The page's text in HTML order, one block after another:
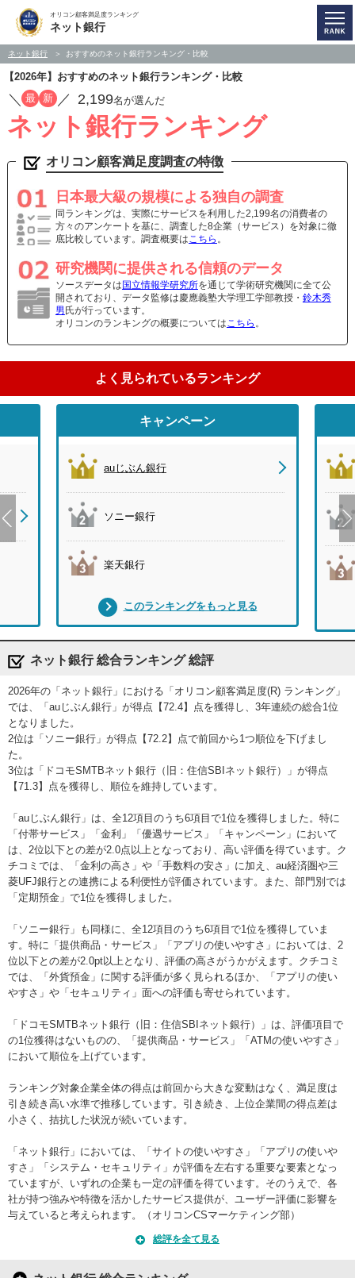
オリコン顧客満足度ランキング
ネット銀行
ネット銀行 おすすめのネット銀行ランキング・比較
【2026年】おすすめのネット銀行ランキング・比較
／ 最 新 ／ 2,199名が選んだ
ネット銀行ランキング
オリコン顧客満足度調査の特徴
日本最大級の規模による独自の調査
同ランキングは、実際にサービスを利用した2,199名の消費者の
方々のアンケートを基に、調査した8企業（サービス）を対象に徹
底比較しています。調査概要はこちら 。
研究機関に提供される信頼のデータ
ソースデータは 国立情報学研究所を通じて学術研究機関に全て公
開されており、データ監修は慶應義塾大学理工学部教授・ 鈴木秀
男 氏が行っています。
オリコンのランキングの概要についてはこちら 。
よく見られているランキング
キャンペーン
auじぶん銀行
ソニー銀行
楽天銀行
このランキングをもっと見る
ネット銀行 総合ランキング 総評
2026年の「ネット銀行」における「オリコン顧客満足度(R) ランキング」
では、「auじぶん銀行」が得点【72.4】点を獲得し、3年連続の総合1位
となりました。
2位は「ソニー銀行」が得点【72.2】点で前回から1つ順位を下げまし
た。
3位は「ドコモSMTBネット銀行（旧：住信SBIネット銀行）」が得点
【71.3】点を獲得し、順位を維持しています。
「auじぶん銀行」は、全12項目のうち6項目で1位を獲得しました。特に
「付帯サービス」「金利」「優遇サービス」「キャンペーン」において
は、2位以下との差が2.0点以上となっており、高い評価を得ています。ク
チコミでは、「金利の高さ」や「手数料の安さ」に加え、au経済圏や三
菱UFJ銀行との連携による利便性が評価されています。また、部門別では
「定期預金」で1位を獲得しました。
「ソニー銀行」も同様に、全12項目のうち6項目で1位を獲得していま
す。特に「提供商品・サービス」「アプリの使いやすさ」においては、2
位以下との差が2.0pt以上となり、評価の高さがうかがえます。クチコミ
では、「外貨預金」に関する評価が多く見られるほか、「アプリの使い
やすさ」や「セキュリティ」面への評価も寄せられています。
「ドコモSMTBネット銀行（旧：住信SBIネット銀行）」は、評価項目で
の1位獲得はないものの、「提供商品・サービス」「ATMの使いやすさ」
において順位を上げています。
ランキング対象企業全体の得点は前回から大きな変動はなく、満足度は
引き続き高い水準で推移しています。引き続き、上位企業間の得点差は
小さく、拮抗した状況が続いています。
「ネット銀行」においては、「サイトの使いやすさ」「アプリの使いや
すさ」「システム・セキュリティ」が評価を左右する重要な要素となっ
ていますが、いずれの企業も一定の評価を得ています。そのうえで、各
社が持つ強みや特徴を活かしたサービス提供が、ユーザー評価に影響を
与えていると考えられます。（オリコンCSマーケティング部）
総評を全て見る